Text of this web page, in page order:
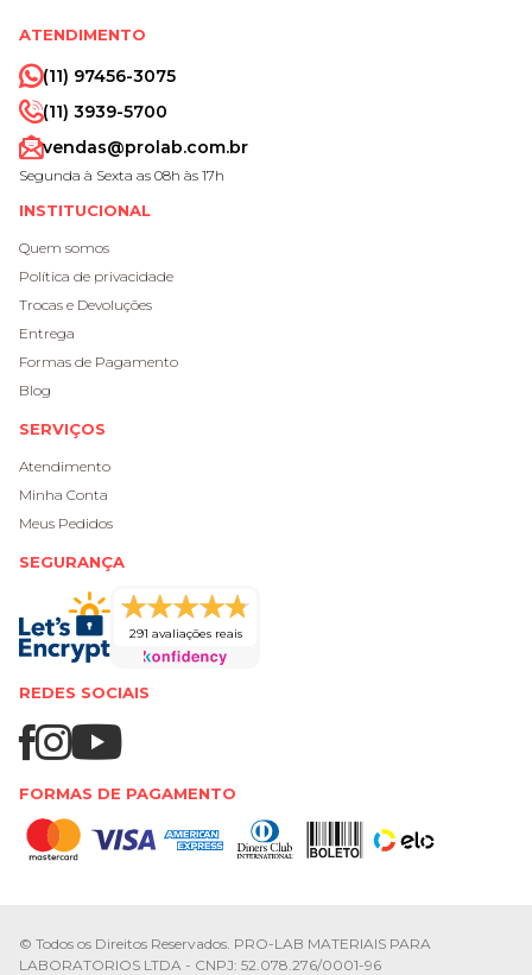
ATENDIMENTO
(11) 97456-3075
(11) 3939-5700
vendas@prolab.com.br
Segunda à Sexta as 08h às 17h
INSTITUCIONAL
Quem somos
Política de privacidade
Trocas e Devoluções
Entrega
Formas de Pagamento
Blog
SERVIÇOS
Atendimento
Minha Conta
Meus Pedidos
SEGURANÇA
291 avaliações reais
REDES SOCIAIS
FORMAS DE PAGAMENTO
© Todos os Direitos Reservados. PRO-LAB MATERIAIS PARA
LABORATORIOS LTDA - CNPJ: 52.078.276/0001-96